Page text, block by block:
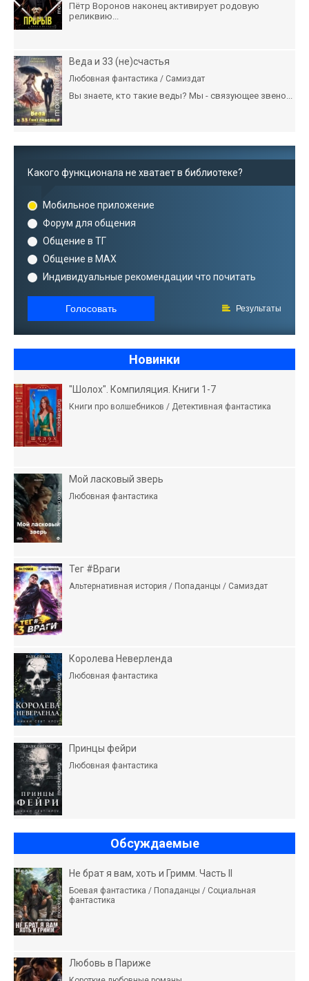
Пётр Воронов наконец активирует родовую
реликвию...
Веда и 33 (не)счастья
Любовная фантастика / Самиздат
Вы знаете, кто такие веды? Мы - связующее звено...
Какого функционала не хватает в библиотеке?
Мобильное приложение
Форум для общения
Общение в ТГ
Общение в MAX
Индивидуальные рекомендации что почитать
Голосовать Результаты
Новинки
"Шолох". Компиляция. Книги 1-7
Книги про волшебников / Детективная фантастика
Мой ласковый зверь
Любовная фантастика
Тег #Враги
Альтернативная история / Попаданцы / Самиздат
Королева Неверленда
Любовная фантастика
Принцы фейри
Любовная фантастика
Обсуждаемые
Не брат я вам, хоть и Гримм. Часть II
Боевая фантастика / Попаданцы / Социальная
фантастика
Любовь в Париже